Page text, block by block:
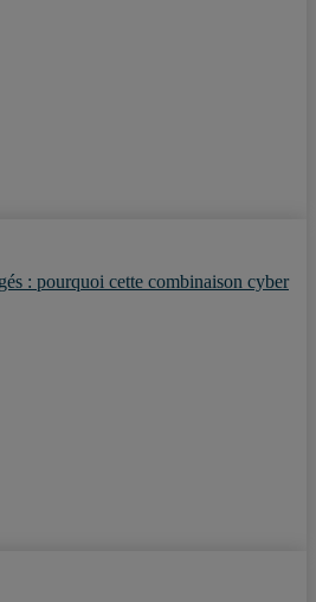
: pourquoi cette combinaison cyber